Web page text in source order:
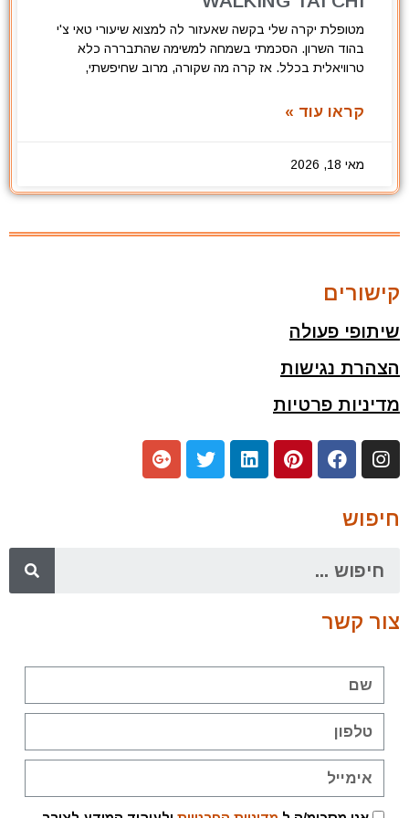
מטופלת יקרה שלי בקשה שאעזור לה למצוא שיעורי טאי צ'י
בהוד השרון. הסכמתי בשמחה למשימה שהתבררה כלא
טרוויאלית בכלל. אז קרה מה שקורה, מרוב שחיפשתי,
קראו עוד »
מאי 18, 2026
קישורים
שיתופי פעולה
הצהרת נגישות
מדיניות פרטיות
חיפוש
צור קשר